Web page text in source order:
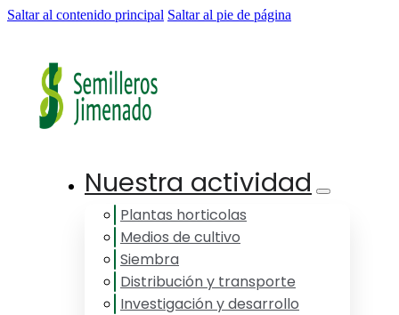
Saltar al contenido principal Saltar al pie de página
Nuestra actividad
Plantas horticolas
Medios de cultivo
Siembra
Distribución y transporte
Investigación y desarrollo